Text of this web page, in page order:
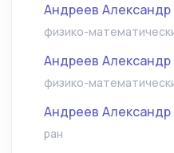
Андреев
физико-
Андреев Александр
физико-
Андреев
ран